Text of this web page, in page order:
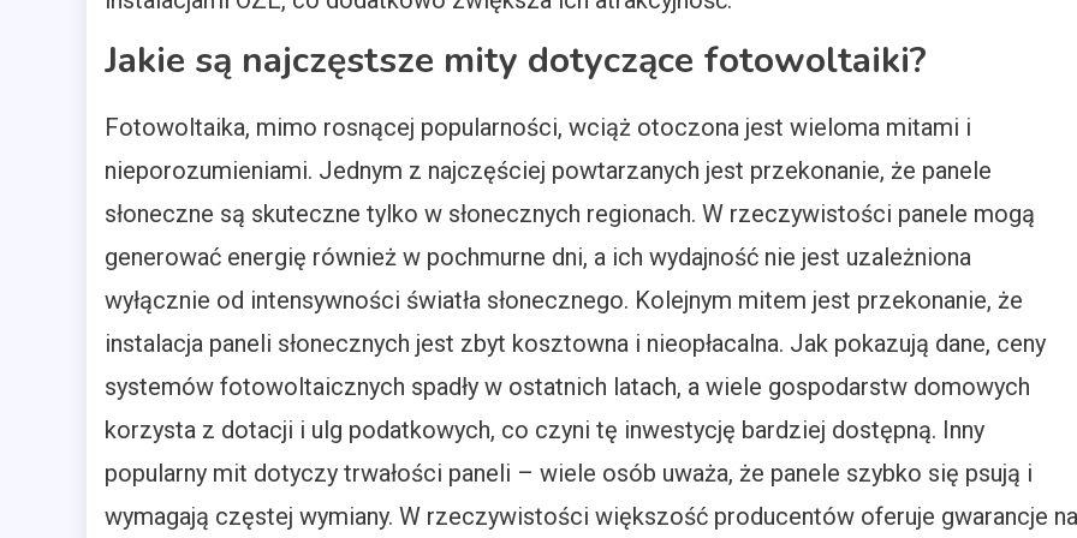
Jakie są najczęstsze mity dotyczące fotowoltaiki?
Fotowoltaika, mimo rosnącej popularności, wciąż otoczona jest wieloma mitami i
nieporozumieniami. Jednym z najczęściej powtarzanych jest przekonanie, że panele
słoneczne są skuteczne tylko w słonecznych regionach. W rzeczywistości panele mogą
generować energię również w pochmurne dni, a ich wydajność nie jest uzależniona
wyłącznie od intensywności światła słonecznego. Kolejnym mitem jest przekonanie, że
instalacja paneli słonecznych jest zbyt kosztowna i nieopłacalna. Jak pokazują dane, ceny
systemów fotowoltaicznych spadły w ostatnich latach, a wiele gospodarstw domowych
korzysta z dotacji i ulg podatkowych, co czyni tę inwestycję bardziej dostępną. Inny
popularny mit dotyczy trwałości paneli – wiele osób uważa, że panele szybko się psują i
wymagają częstej wymiany. W rzeczywistości większość producentów oferuje gwarancje na